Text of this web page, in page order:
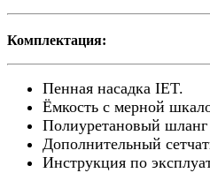
Комплектация:
Пенная насадка IET.
Ёмкость с мерной
Полиуретановый
Дополнительный
Инструкция по